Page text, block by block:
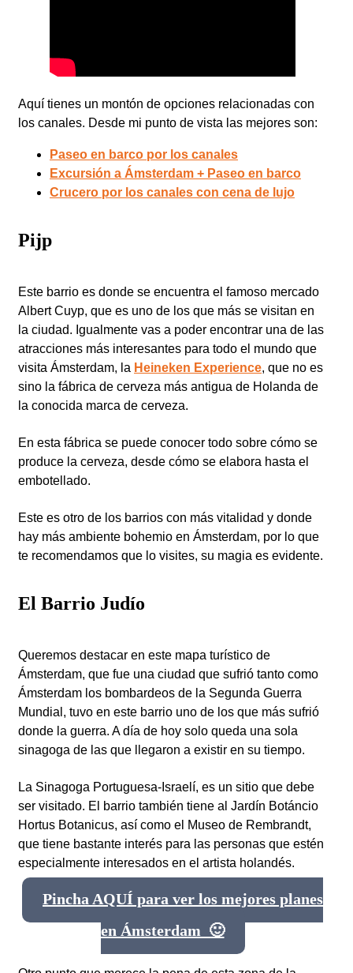
Aquí tienes un montón de opciones relacionadas con
los canales. Desde mi punto de vista las mejores son:
Paseo en barco por los canales
Excursión a Ámsterdam + Paseo en barco
Crucero por los canales con cena de lujo
Pijp
Este barrio es donde se encuentra el famoso mercado
Albert Cuyp, que es uno de los que más se visitan en
la ciudad. Igualmente vas a poder encontrar una de las
atracciones más interesantes para todo el mundo que
visita Ámsterdam, la Heineken Experience, que no es
sino la fábrica de cerveza más antigua de Holanda de
la conocida marca de cerveza.
En esta fábrica se puede conocer todo sobre cómo se
produce la cerveza, desde cómo se elabora hasta el
embotellado.
Este es otro de los barrios con más vitalidad y donde
hay más ambiente bohemio en Ámsterdam, por lo que
te recomendamos que lo visites, su magia es evidente.
El Barrio Judío
Queremos destacar en este mapa turístico de
Ámsterdam, que fue una ciudad que sufrió tanto como
Ámsterdam los bombardeos de la Segunda Guerra
Mundial, tuvo en este barrio uno de los que más sufrió
donde la guerra. A día de hoy solo queda una sola
sinagoga de las que llegaron a existir en su tiempo.
La Sinagoga Portuguesa-Israelí, es un sitio que debe
ser visitado. El barrio también tiene al Jardín Botáncio
Hortus Botanicus, así como el Museo de Rembrandt,
que tiene bastante interés para las personas que estén
especialmente interesados en el artista holandés.
Pincha AQUÍ para ver los mejores planes
en Ámsterdam 🙂